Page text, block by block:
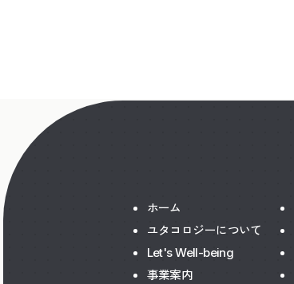
ホーム
ユタコロジーについて
Let's Well-being
事業案内